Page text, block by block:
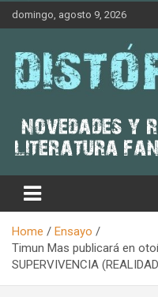
Skip
domingo, agosto 9, 2026
Distópolis
Home
Ensayo
Timun Mas publicará en
SUPERVIVENCIA